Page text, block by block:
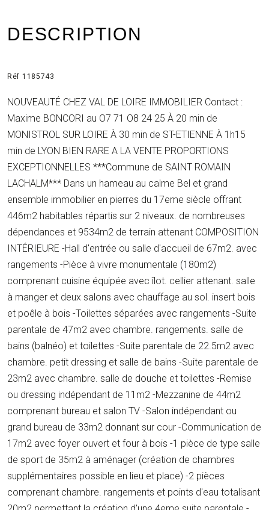
DESCRIPTION
Réf 1185743
NOUVEAUTÉ CHEZ VAL DE LOIRE IMMOBILIER Contact :
Maxime BONCORI au O7 71 O8 24 25 À 20 min de
MONISTROL SUR LOIRE À 30 min de ST-ETIENNE À 1h15
min de LYON BIEN RARE A LA VENTE PROPORTIONS
EXCEPTIONNELLES ***Commune de SAINT ROMAIN
LACHALM*** Dans un hameau au calme Bel et grand
ensemble immobilier en pierres du 17eme siècle offrant
446m2 habitables répartis sur 2 niveaux. de nombreuses
dépendances et 9534m2 de terrain attenant COMPOSITION
INTÉRIEURE -Hall d'entrée ou salle d'accueil de 67m2. avec
rangements -Pièce à vivre monumentale (180m2)
comprenant cuisine équipée avec îlot. cellier attenant. salle
à manger et deux salons avec chauffage au sol. insert bois
et poêle à bois -Toilettes séparées avec rangements -Suite
parentale de 47m2 avec chambre. rangements. salle de
bains (balnéo) et toilettes -Suite parentale de 22.5m2 avec
chambre. petit dressing et salle de bains -Suite parentale de
23m2 avec chambre. salle de douche et toilettes -Remise
ou dressing indépendant de 11m2 -Mezzanine de 44m2
comprenant bureau et salon TV -Salon indépendant ou
grand bureau de 33m2 donnant sur cour -Communication de
17m2 avec foyer ouvert et four à bois -1 pièce de type salle
de sport de 35m2 à aménager (création de chambres
supplémentaires possible en lieu et place) -2 pièces
comprenant chambre. rangements et points d'eau totalisant